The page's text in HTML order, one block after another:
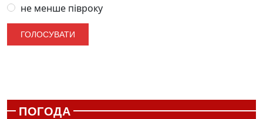
не менше півроку
ПОГОДА